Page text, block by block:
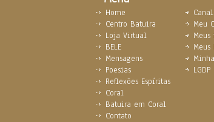
Home
Centro Batuira
Loja Virtual
BELE
Mensagens
Poesias
Reflexões Espíritas
Coral
Batuira em Coral
Contato
Meu
Meus
LGDP